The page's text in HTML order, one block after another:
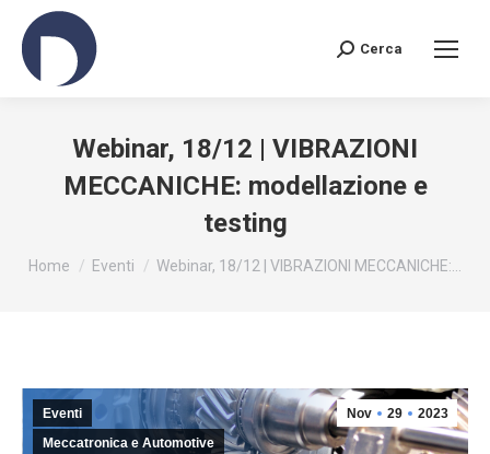
Search:
Cerca
Webinar, 18/12 | VIBRAZIONI
MECCANICHE: modellazione e
testing
You are here:
Home Eventi Webinar, 18/12 | VIBRAZIONI MECCANICHE:…
Nov 29 2023
Eventi
Meccatronica e Automotive